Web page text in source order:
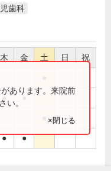
歯科
木 金 土 日 祝
● ●
● ●
あります。来院前
い。
×閉じる